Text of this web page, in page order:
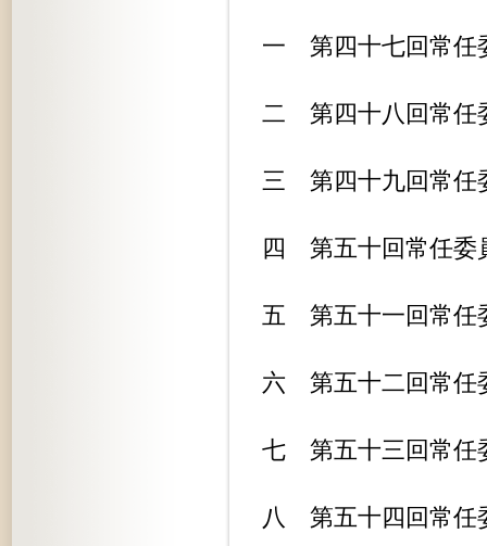
一 第四十七回常任
二 第四十八回常任
三 第四十九回常任
四 第五十回常任委
五 第五十一回常任
六 第五十二回常任
七 第五十三回常任
八 第五十四回常任